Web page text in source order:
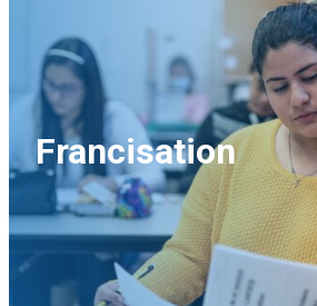
Francisation